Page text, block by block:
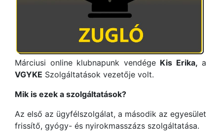
Márciusi online klubnapunk vendége Kis Erika, a
VGYKE Szolgáltatások vezetője volt.
Mik is ezek a szolgáltatások?
Az első az ügyfélszolgálat, a második az egyesület
frissítő, gyógy- és nyirokmasszázs szolgáltatása.